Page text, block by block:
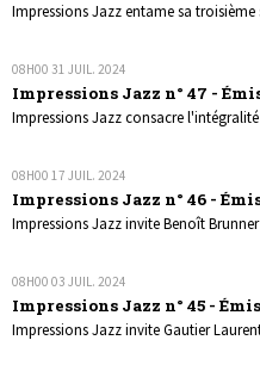
Impressions Jazz entame sa troisième
08H00 31 JUIL. 2024
Impressions Jazz n° 47 -
Impressions Jazz consacre
08H00 17 JUIL. 2024
Impressions Jazz n° 46 -
Impressions Jazz invite Benoît
08H00 03 JUIL. 2024
Impressions Jazz n° 45 -
Impressions Jazz invite Gautier